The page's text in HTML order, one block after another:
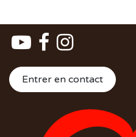
Entrer en contact